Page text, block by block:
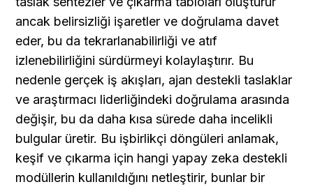
ancak belirsizliği işaretler ve doğrulama davet
eder, bu da tekrarlanabilirliği ve atıf
izlenebilirliğini sürdürmeyi kolaylaştırır. Bu
nedenle gerçek iş akışları, ajan destekli taslaklar
ve araştırmacı liderliğindeki doğrulama arasında
değişir, bu da daha kısa sürede daha incelikli
bulgular üretir. Bu işbirlikçi döngüleri anlamak,
keşif ve çıkarma için hangi yapay zeka destekli
modüllerin kullanıldığını netleştirir, bunlar bir